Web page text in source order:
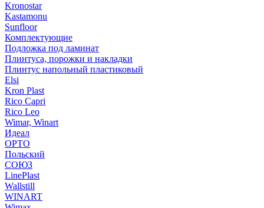
Kronostar
Kastamonu
Sunfloor
Комплектующие
Подложка под ламинат
Плинтуса, порожки и накладки
Плинтус напольный пластиковый
Elsi
Kron Plast
Rico Capri
Rico Leo
Wimar, Winart
Идеал
ОРТО
Польский
СОЮЗ
LinePlast
Wallstill
WINART